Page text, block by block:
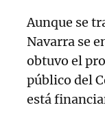
Aunque se
Navarra se
obtuvo el
público del
está